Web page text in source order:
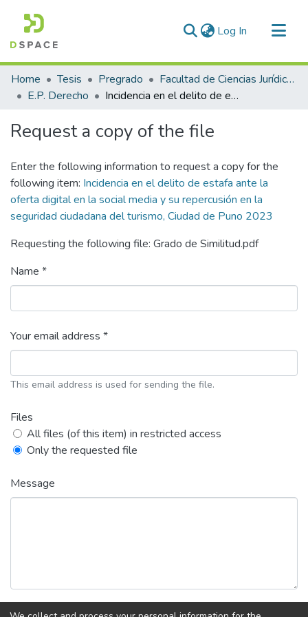
Log In (current)
Communities & Collections
All of DSpace
Home Tesis Pregrado
Facultad de Ciencias Jurídicas y Políticas
E.P. Derecho
Incidencia en el delito de estafa ante la oferta digital en la social media y su repercusión en la seguridad ciudadana del turismo, Ciudad de Puno 2023
Request a copy of the file
Enter the following information to request a copy for the
following item: Incidencia en el delito de estafa ante la
oferta digital en la social media y su repercusión en la
seguridad ciudadana del turismo, Ciudad de Puno 2023
Requesting the following file: Grado de Similitud.pdf
Name *
Your email address *
This email address is used for sending the file.
Files
All files (of this item) in restricted access
Only the requested file
Message